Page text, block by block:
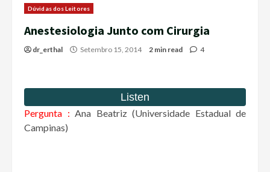
Dúvidas dos Leitores
Anestesiologia Junto com Cirurgia
dr_erthal Setembro 15, 2014 2 min read 4
Pergunta : Ana Beatriz (Universidade Estadual de
Campinas)